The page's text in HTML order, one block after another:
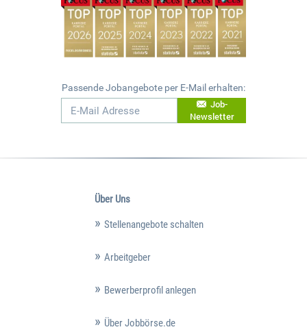
Passende Jobangebote per E-Mail erhalten:
Job-
Newsletter
Über Uns
Stellenangebote schalten
Arbeitgeber
Bewerberprofil anlegen
Über Jobbörse.de